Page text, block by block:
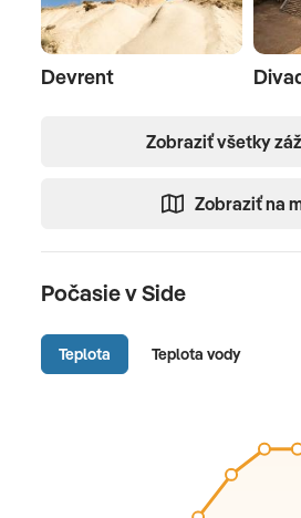
Devrent
Zobraziť všetky
Zobraziť na
Počasie v Side
Teplota Teplota vody